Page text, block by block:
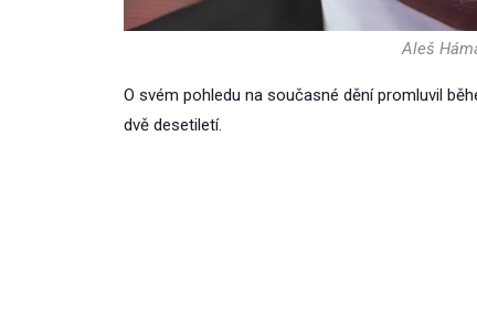
Aleš
O svém pohledu na současné dění promluvil
dvě desetiletí.